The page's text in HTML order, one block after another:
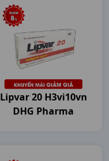
Lipvar 20 H3vi10vn
DHG Pharma